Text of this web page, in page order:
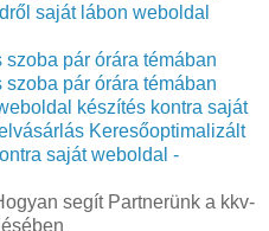
saját lábon weboldal
pár órára témában
pár órára témában
készítés kontra saját
Keresőoptimalizált
saját weboldal -
segít Partnerünk a kkv-